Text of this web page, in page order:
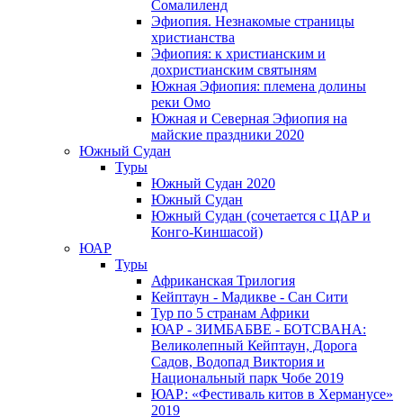
Cомалиленд
Эфиопия. Незнакомые страницы
христианства
Эфиопия: к христианским и
дохристианским святыням
Южная Эфиопия: племена долины
реки Омо
Южная и Северная Эфиопия на
майские праздники 2020
Южный Судан
Туры
Южный Cудан 2020
Южный Cудан
Южный Судан (сочетается с ЦАР и
Конго-Киншасой)
ЮАР
Туры
Африканская Трилогия
Кейптаун - Мадикве - Сан Сити
Тур по 5 странам Африки
ЮАР - ЗИМБАБВЕ - БОТСВАНА:
Великолепный Кейптаун, Дорога
Садов, Водопад Виктория и
Национальный парк Чобе 2019
ЮАР: «Фестиваль китов в Херманусе»
2019